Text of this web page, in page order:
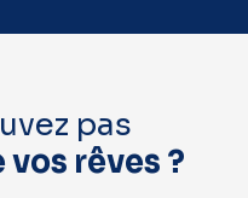
pas
rêves ?